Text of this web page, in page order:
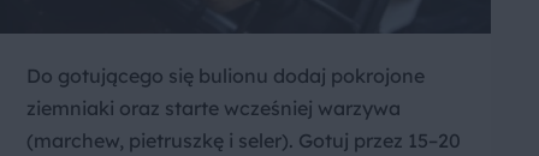
Do gotującego się bulionu dodaj pokrojone
ziemniaki oraz starte wcześniej warzywa
(marchew, pietruszkę i seler). Gotuj przez 15–20